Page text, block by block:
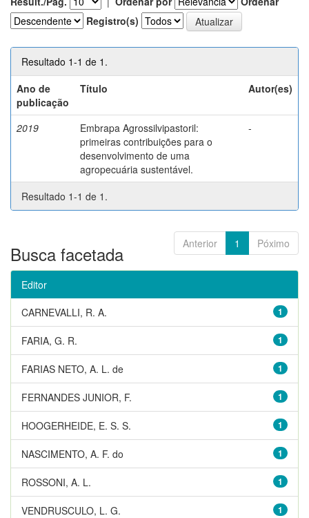
Registro(s)
Resultado 1-1 de 1.
Ano de
publicação
Título Autor(es)
2019
Embrapa Agrossilvipastoril:
primeiras contribuições para o
desenvolvimento de uma
agropecuária sustentável.
-
Resultado 1-1 de 1.
Anterior 1 Póximo
Busca facetada
Editor
1
CARNEVALLI, R. A.
1
FARIA, G. R.
1
FARIAS NETO, A. L. de
1
FERNANDES JUNIOR, F.
1
HOOGERHEIDE, E. S. S.
1
NASCIMENTO, A. F. do
1
ROSSONI, A. L.
1
VENDRUSCULO, L. G.